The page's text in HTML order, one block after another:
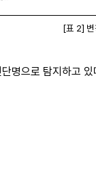
[표 2] 변
명으로 탐지하고 있